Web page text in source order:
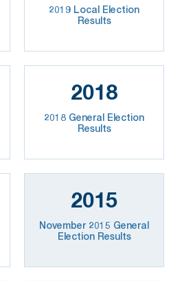
2019 Local Election
Results
2018
2018 General Election
Results
2015
November 2015 General
Election Results